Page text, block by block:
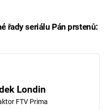
řady seriálu Pán prstenů:
Londin
FTV Prima